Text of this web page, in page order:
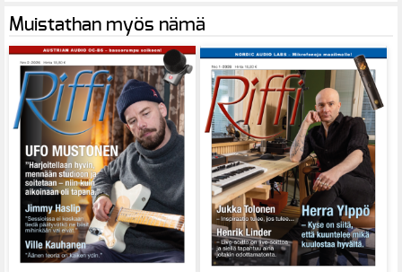
Muistathan myös nämä